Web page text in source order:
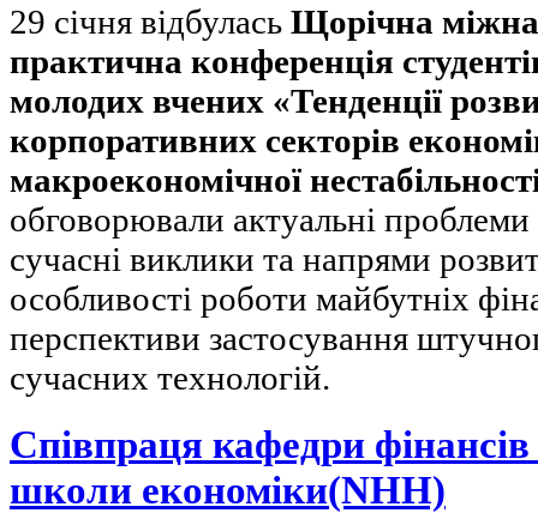
29 січня відбулась Щорічна
практична конференція
молодих вчених «Тенденції
корпоративних секторів
макроекономічної
обговорювали актуальні
сучасні виклики та напрями
особливості роботи майбутніх
перспективи застосування
сучасних технологій.
Співпраця кафедри
школи економіки(NHH)